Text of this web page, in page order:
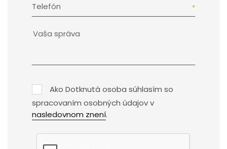
Telefón
Ako Dotknutá osoba súhlasím so
spracovaním osobných údajov v
nasledovnom znení.